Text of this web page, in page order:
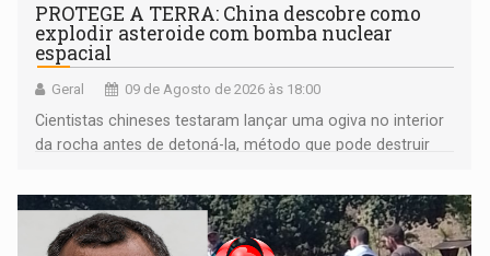
PROTEGE A TERRA: China descobre como
explodir asteroide com bomba nuclear
espacial
Geral 09 de Agosto de 2026 às 18:00
Cientistas chineses testaram lançar uma ogiva no interior
da rocha antes de detoná-la, método que pode destruir